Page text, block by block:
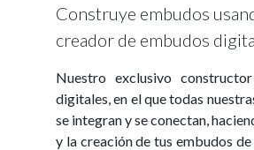
Construye embudos
creador de embudos
Nuestro exclusivo
digitales, en el que todas
se integran y se conectan,
y la creación de tus embudos